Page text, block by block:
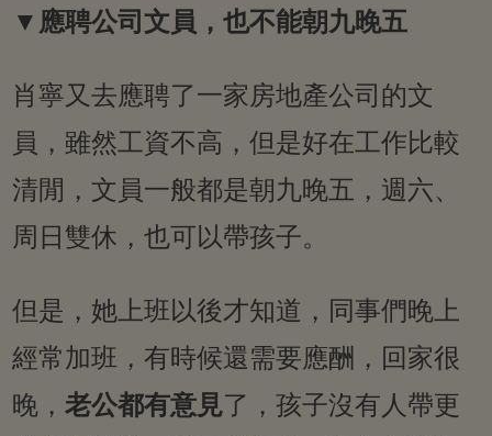
▼應聘公司文員，也不能朝九晚五
肖寧又去應聘了一家房地產公司的文
員，雖然工資不高，但是好在工作比較
清閒，文員一般都是朝九晚五，週六、
周日雙休，也可以帶孩子。
但是，她上班以後才知道，同事們晚上
經常加班，有時候還需要應酬，回家很
晚， 老公都有意見了，孩子沒有人帶更